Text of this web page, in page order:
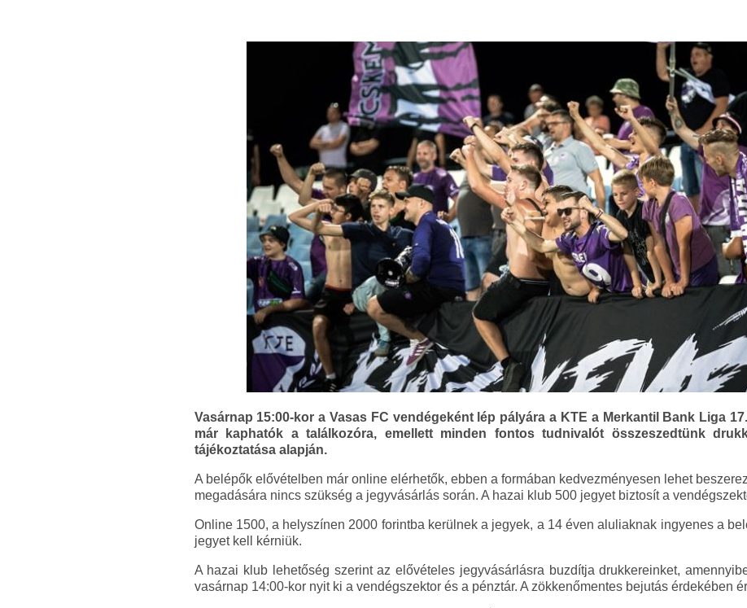
Vasárnap 15:00-kor a Vasas FC vendégeként lép pályára a KTE a Merkantil Bank Liga
már kaphatók a találkozóra, emellett minden fontos tudnivalót összeszedtünk
tájékoztatása alapján.
A belépők elővételben már online elérhetők, ebben a formában kedvezményesen lehet
megadására nincs szükség a jegyvásárlás során. A hazai klub 500 jegyet biztosít a
Online 1500, a helyszínen 2000 forintba kerülnek a jegyek, a 14 éven aluliaknak ingyenes a
jegyet kell kérniük.
A hazai klub lehetőség szerint az elővételes jegyvásárlásra buzdítja drukkereinket,
vasárnap 14:00-kor nyit ki a vendégszektor és a pénztár. A zökkenőmentes bejutás érdekében